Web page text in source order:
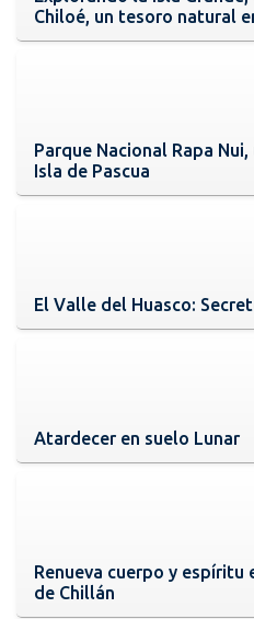
Chiloé, un tesoro natural
Parque Nacional Rapa
Isla de Pascua
El Valle del Huasco:
Atardecer en suelo Lunar
Renueva cuerpo y espíritu
de Chillán